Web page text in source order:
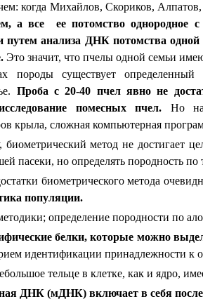
когда Михайлов, Скориков,
а все ее потомство однородное
путем анализа ДНК потомства
Это значит, что пчелы одной семьи
породы существует
Проба с 20-40 пчел явно не
помесных пчел. Но на
крыла, сложная компьютерная
метод не достигает
пасеки, но определять породность по
биометрического метода
популяции.
определение породности по
белки, которые можно
идентификации принадлежности к
тельце в клетке, как и ядро,
ДНК (мДНК) включает в себя